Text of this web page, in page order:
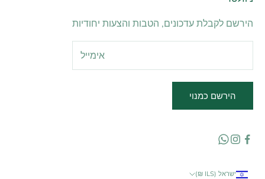
הירשם לקבלת עדכונים, הטבות והצעות יחודיות
הירשם כמנוי
ישראל (ILS ₪)